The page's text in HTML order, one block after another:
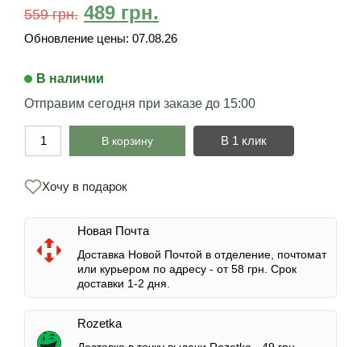
559грн. 489 грн.
Обновление цены: 07.08.26
В наличии
Отправим сегодня при заказе до 15:00
В корзину В 1 клик
Хочу в подарок
Новая Почта
Доставка Новой Почтой в отделение, почтомат
или курьером по адресу - от 58 грн. Срок
доставки 1-2 дня.
Rozetka